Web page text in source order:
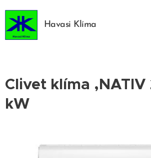
Havasi Klíma
Clivet klíma ,NATIV
kW